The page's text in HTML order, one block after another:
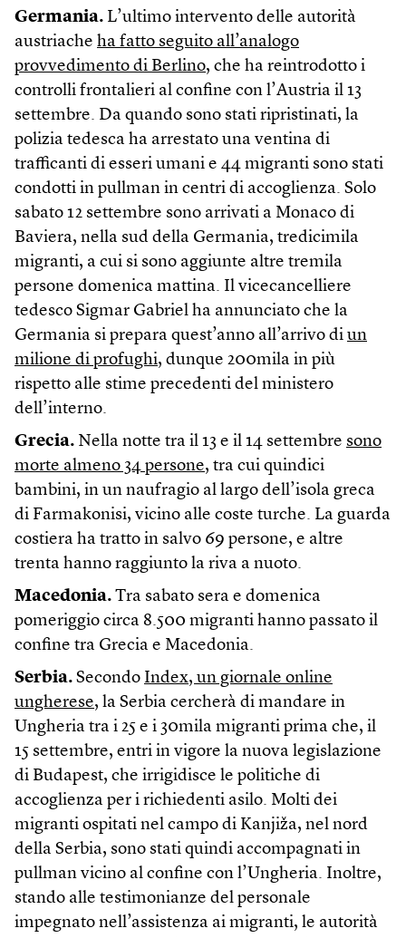
Germania. L’ultimo intervento delle autorità
austriache ha fatto seguito all’analogo
provvedimento di Berlino, che ha reintrodotto i
controlli frontalieri al confine con l’Austria il 13
settembre. Da quando sono stati ripristinati, la
polizia tedesca ha arrestato una ventina di
trafficanti di esseri umani e 44 migranti sono stati
condotti in pullman in centri di accoglienza. Solo
sabato 12 settembre sono arrivati a Monaco di
Baviera, nella sud della Germania, tredicimila
migranti, a cui si sono aggiunte altre tremila
persone domenica mattina. Il vicecancelliere
tedesco Sigmar Gabriel ha annunciato che la
Germania si prepara quest’anno all’arrivo di un
milione di profughi, dunque 200mila in più
rispetto alle stime precedenti del ministero
dell’interno.
Grecia. Nella notte tra il 13 e il 14 settembre sono
morte almeno 34 persone, tra cui quindici
bambini, in un naufragio al largo dell’isola greca
di Farmakonisi, vicino alle coste turche. La guarda
costiera ha tratto in salvo 69 persone, e altre
trenta hanno raggiunto la riva a nuoto.
Macedonia. Tra sabato sera e domenica
pomeriggio circa 8.500 migranti hanno passato il
confine tra Grecia e Macedonia.
Serbia. Secondo Index, un giornale online
ungherese, la Serbia cercherà di mandare in
Ungheria tra i 25 e i 30mila migranti prima che, il
15 settembre, entri in vigore la nuova legislazione
di Budapest, che irrigidisce le politiche di
accoglienza per i richiedenti asilo. Molti dei
migranti ospitati nel campo di Kanjiža, nel nord
della Serbia, sono stati quindi accompagnati in
pullman vicino al confine con l’Ungheria. Inoltre,
stando alle testimonianze del personale
impegnato nell’assistenza ai migranti, le autorità